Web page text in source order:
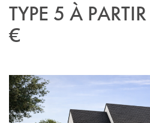
TYPE 5 À
€